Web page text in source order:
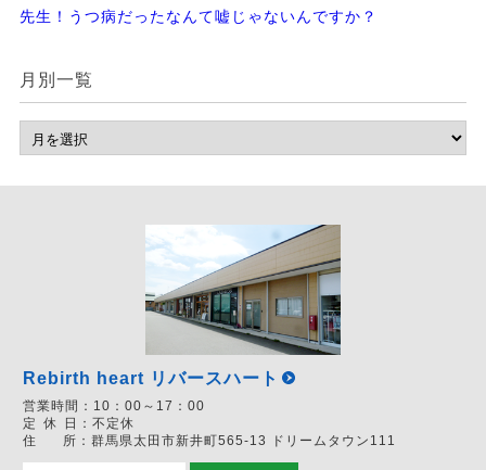
先生！うつ病だったなんて嘘じゃないんですか？
月別一覧
Rebirth heart リバースハート
営業時間： 10：00～17：00
定 休 日： 不定休
住
所： 群馬県太田市新井町565-13 ドリームタウン111